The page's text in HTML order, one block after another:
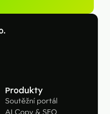
Produkty
Soutěžní portál
AI Copy & SEO